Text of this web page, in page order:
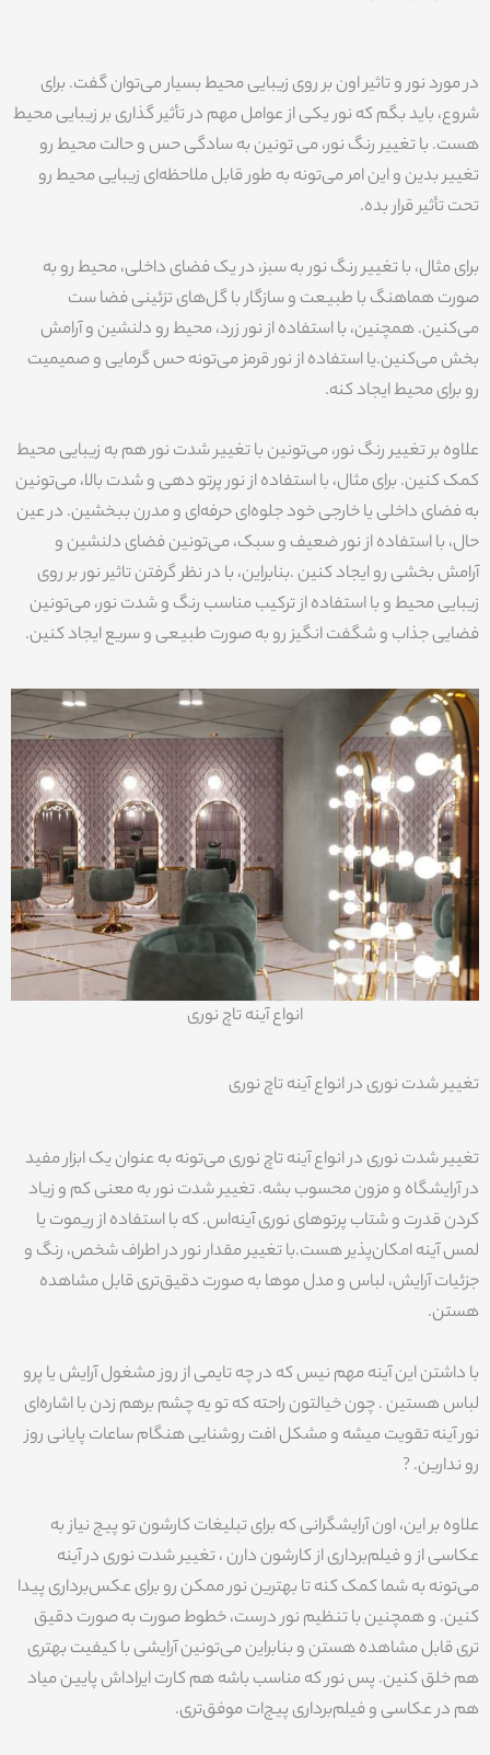
در مورد نور و تاثیر اون بر روی زیبایی محیط بسیار می‌توان گفت. برای
شروع، باید بگم که نور یکی از عوامل مهم در تأثیر گذاری بر زیبایی محیط
هست. با تغییر رنگ نور، می تونین به سادگی حس و حالت محیط رو
تغییر بدین و این امر می‌تونه به طور قابل ملاحظه‌ای زیبایی محیط رو
تحت تأثیر قرار بده.
برای مثال، با تغییر رنگ نور به سبز، در یک فضای داخلی، محیط رو به
صورت هماهنگ با طبیعت و سازگار با گل‌های تزئینی فضا ست
می‌کنین. همچنین، با استفاده از نور زرد، محیط رو دلنشین و آرامش
بخش می‌کنین.یا استفاده از نور قرمز می‌تونه حس گرمایی و صمیمیت
رو برای محیط ایجاد کنه.
علاوه بر تغییر رنگ نور، می‌تونین با تغییر شدت نور هم به زیبایی محیط
کمک کنین. برای مثال، با استفاده از نور پرتو دهی و شدت بالا، می‌تونین
به فضای داخلی یا خارجی خود جلوه‌ای حرفه‌ای و مدرن ببخشین. در عین
حال، با استفاده از نور ضعیف و سبک، می‌تونین فضای دلنشین و
آرامش بخشی رو ایجاد کنین .بنابراین، با در نظر گرفتن تاثیر نور بر روی
زیبایی محیط و با استفاده از ترکیب مناسب رنگ و شدت نور، می‌تونین
فضایی جذاب و شگفت انگیز رو به صورت طبیعی و سریع ایجاد کنین.
انواع آینه تاچ نوری
تغییر شدت نوری در انواع آینه تاچ نوری
تغییر شدت نوری در انواع آینه تاچ نوری می‌تونه به عنوان یک ابزار مفید
در آرایشگاه و مزون محسوب بشه. تغییر شدت نور به معنی کم و زیاد
کردن قدرت و شتاب پرتوهای نوری آینه‌اس. که با استفاده از ریموت یا
لمس آینه امکان‌پذیر هست.با تغییر مقدار نور در اطراف شخص، رنگ و
جزئیات آرایش، لباس و مدل موها به صورت دقیق‌تری قابل مشاهده
هستن.
با داشتن این آینه مهم نیس که در چه تایمی از روز مشغول آرایش یا پرو
لباس هستین . چون خیالتون راحته که تو یه چشم برهم زدن با اشاره‌ای
نور آینه تقویت میشه و مشکل افت روشنایی هنگام ساعات پایانی روز
رو ندارین. ?
علاوه بر این، اون آرایشگرانی که برای تبلیغات کارشون تو پیج نیاز به
عکاسی از و فیلم‌برداری از کارشون دارن ، تغییر شدت نوری در آینه
می‌تونه به شما کمک کنه تا بهترین نور ممکن رو برای عکس‌برداری پیدا
کنین. و همچنین با تنظیم نور درست، خطوط صورت به صورت دقیق
تری قابل مشاهده هستن و بنابراین می‌تونین آرایشی با کیفیت بهتری
هم خلق کنین. پس نور که مناسب باشه هم کارت ایراداش پایین میاد
هم در عکاسی و فیلم‌برداری پیج‌ات موفق‌تری.